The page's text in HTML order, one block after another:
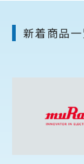
新着商品